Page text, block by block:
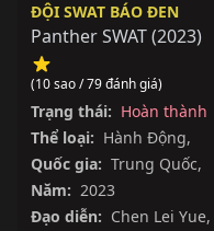
ĐỘI SWAT BÁO ĐEN
Panther SWAT(2023)
(10 sao / 79 đánh giá)
Trạng thái: Hoàn thành
Thể loại: Hành Động,
Quốc gia: Trung Quốc,
Năm: 2023
Đạo diễn: Chen Lei Yue,